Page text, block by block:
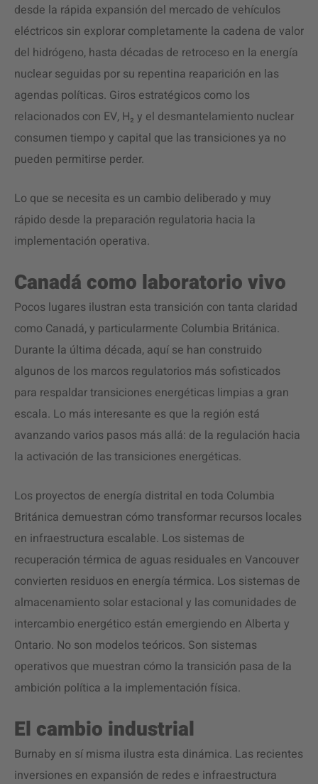
desde la rápida expansión del mercado de vehículos
eléctricos sin explorar completamente la cadena de valor
del hidrógeno, hasta décadas de retroceso en la energía
nuclear seguidas por su repentina reaparición en las
agendas políticas. Giros estratégicos como los
relacionados con EV, H₂ y el desmantelamiento nuclear
consumen tiempo y capital que las transiciones ya no
pueden permitirse perder.
Lo que se necesita es un cambio deliberado y muy
rápido desde la preparación regulatoria hacia la
implementación operativa.
Canadá como laboratorio vivo
Pocos lugares ilustran esta transición con tanta claridad
como Canadá, y particularmente Columbia Británica.
Durante la última década, aquí se han construido
algunos de los marcos regulatorios más sofisticados
para respaldar transiciones energéticas limpias a gran
escala. Lo más interesante es que la región está
avanzando varios pasos más allá: de la regulación hacia
la activación de las transiciones energéticas.
Los proyectos de energía distrital en toda Columbia
Británica demuestran cómo transformar recursos locales
en infraestructura escalable. Los sistemas de
recuperación térmica de aguas residuales en Vancouver
convierten residuos en energía térmica. Los sistemas de
almacenamiento solar estacional y las comunidades de
intercambio energético están emergiendo en Alberta y
Ontario. No son modelos teóricos. Son sistemas
operativos que muestran cómo la transición pasa de la
ambición política a la implementación física.
El cambio industrial
Burnaby en sí misma ilustra esta dinámica. Las recientes
inversiones en expansión de redes e infraestructura